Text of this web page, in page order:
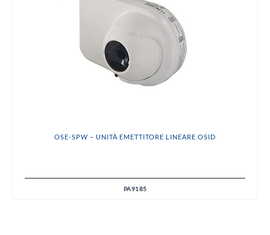
OSE-SPW – UNITÀ EMETTITORE LINEARE OSID
PA9185